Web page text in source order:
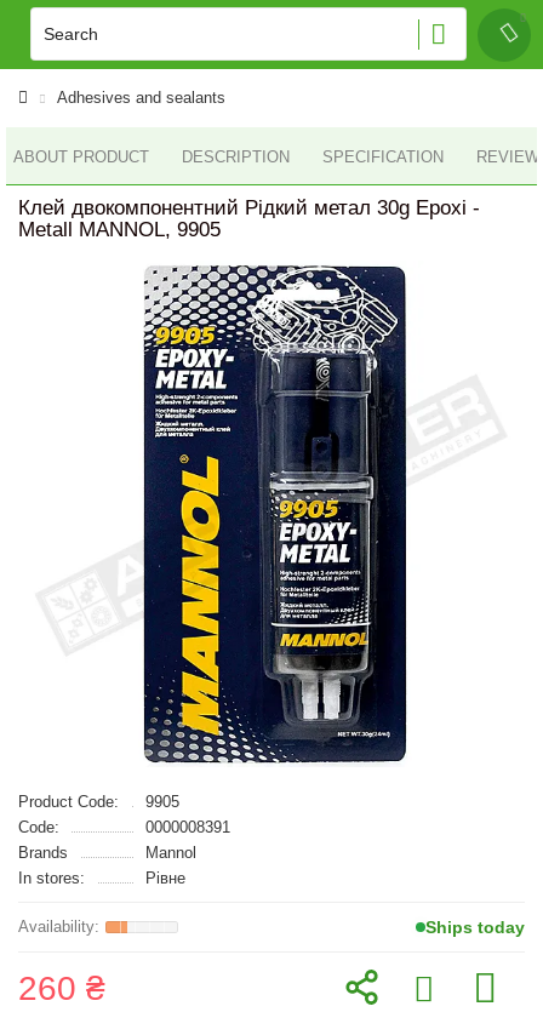
Adhesives and sealants
ABOUT PRODUCT DESCRIPTION SPECIFICATION
Клей двокомпонентний Рідкий метал 30g Epoxi -
Metall MANNOL, 9905
Product Code:
9905
Code:
0000008391
Brands
Mannol
In stores:
Рівне
Ships today
260 ₴